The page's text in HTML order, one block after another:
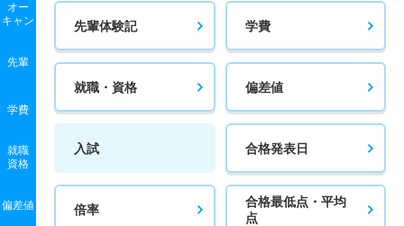
オー
キャン
先輩
学費
就職
資格
偏差値
先輩体験記 学費
就職・資格 偏差値
入試 合格発表日
倍率
合格最低点・平均
点